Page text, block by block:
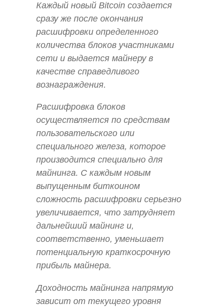
Каждый новый Bitcoin создается
сразу же после окончания
расшифровки определенного
количества блоков участниками
сети и выдается майнеру в
качестве справедливого
вознаграждения.
Расшифровка блоков
осуществляется по средствам
пользовательского или
специального железа, которое
производится специально для
майнинга. С каждым новым
выпущенным биткоином
сложность расшифровки серьезно
увеличивается, что затрудняет
дальнейший майнинг и,
соответственно, уменьшает
потенциальную краткосрочную
прибыль майнера.
Доходность майнинга напрямую
зависит от текущего уровня